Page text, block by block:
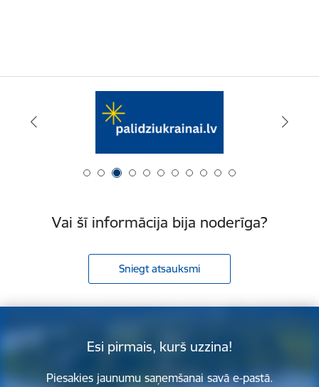
Vai šī informācija bija noderīga?
Sniegt atsauksmi
Esi pirmais, kurš uzzina!
Piesakies jaunumu saņemšanai savā e-pastā.